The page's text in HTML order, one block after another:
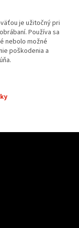
je užitočný pri
Používa sa
nebolo možné
poškodenia a